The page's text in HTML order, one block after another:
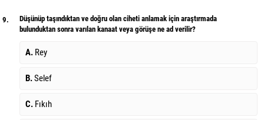
9.
Düşünüp taşındıktan ve doğru olan ciheti anlamak için araştırmada
bulunduktan sonra varılan kanaat veya görüşe ne ad verilir?
A. Rey
B.Selef
C. Fıkıh